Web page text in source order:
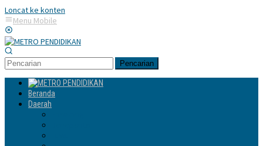
Loncat ke konten
Menu Mobile
Pencarian
Beranda
Daerah